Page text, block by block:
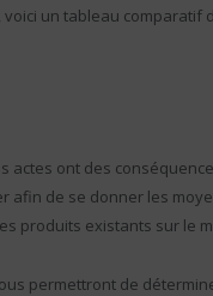
un tableau comparatif
ont des
de se donner les
produits existants sur le
permettront de